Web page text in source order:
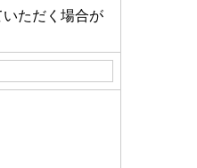
ただく場合が